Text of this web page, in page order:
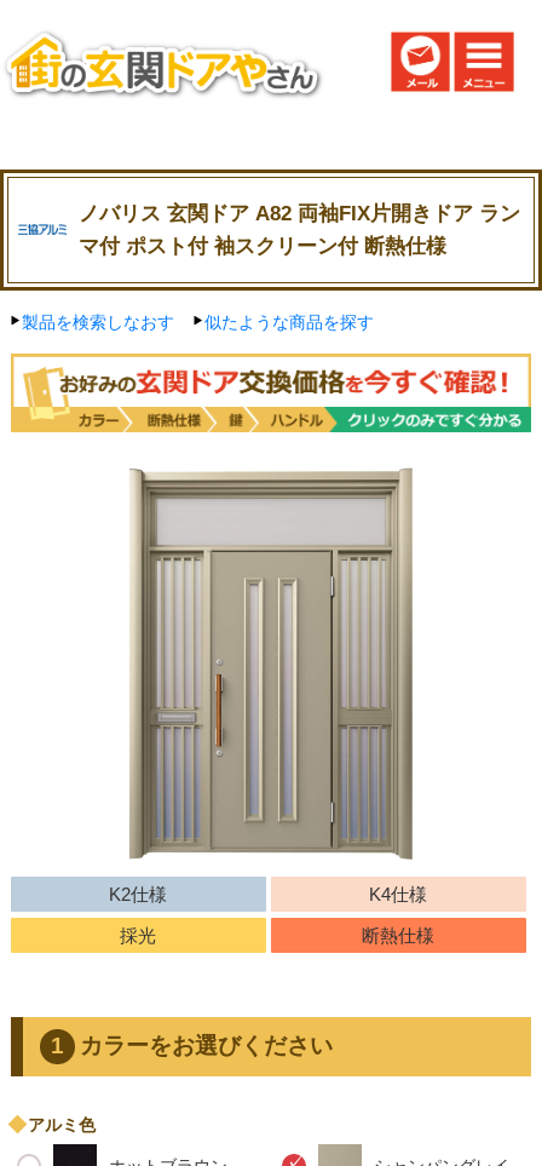
ノバリス 玄関ドア A82 両袖FIX片開きドア ラン
マ付 ポスト付 袖スクリーン付 断熱仕様
製品を検索しなおす 似たような商品を探す
K2仕様
K4仕様
採光
断熱仕様
カラーをお選びください
アルミ色